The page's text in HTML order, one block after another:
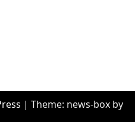
| Theme: news-box by